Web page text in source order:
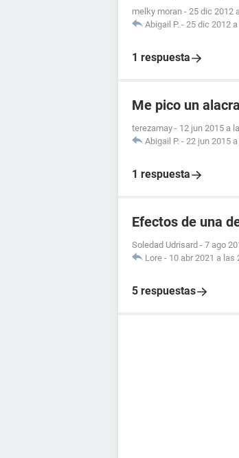
melky moran - 25 dic 2012
Abigail P. - 25 dic 2012
1 respuesta
Me pico un
terezamay - 12 jun 2015 a
Abigail P. - 22 jun 2015
1 respuesta
Efectos de una
Soledad Udrisard - 7 ago
Lore - 10 abr 2021 a las
5 respuestas